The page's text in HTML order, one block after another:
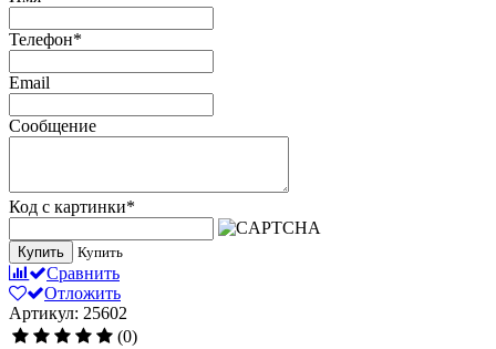
Телефон*
Email
Сообщение
Код с картинки*
Купить Купить
Сравнить
Отложить
Артикул: 25602
(0)